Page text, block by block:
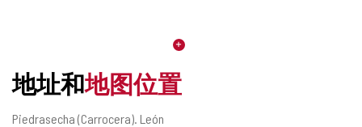
地址和地图位置
邮
Piedrasecha (Carrocera). León